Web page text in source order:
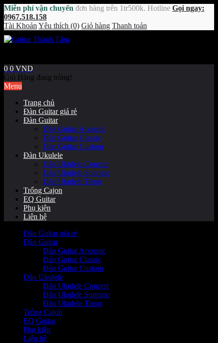
Miễn phí vận chuyển đơn hàng trên 1tr500k. Hotline Gọi ngay:
0967.518.158
Tài Khoản Yêu thích (0) Giỏ hàng Thanh toán
0 0 VND
Giỏ Hàng đang trống!
Menu
Trang chủ
Đàn Guitar giá rẻ
Đàn Guitar
Đàn Guitar Acoustic
Đàn Guitar Classic
Đàn Guitar Custom
Đàn Ukulele
Đàn Ukulele Concert
Đàn Ukulele Soprano
Đàn Ukulele Tenor
Trống Cajon
EQ Guitar
Phụ kiện
Liên hệ
Đàn Guitar giá rẻ
Đàn Guitar
Đàn Guitar Acoustic
Đàn Guitar Classic
Đàn Guitar Custom
Đàn Ukulele
Đàn Ukulele Concert
Đàn Ukulele Soprano
Đàn Ukulele Tenor
Trống Cajon
EQ Guitar
Phụ kiện
Liên hệ